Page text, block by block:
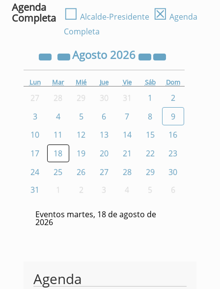
Agenda
Completa
☐ Alcalde-Presidente ☒ Agenda
Completa
Agosto 2026
Lun Mar Mié Jue Vie Sáb Dom
27 28 29 30 31 1
2
3
4 5 6 7 8
9
10
11 12 13 14 15
16
17
18 19 20 21 22
23
24
25 26 27 28 29
30
31
1 2 3 4 5 6
Eventos martes, 18 de agosto de
2026
Agenda